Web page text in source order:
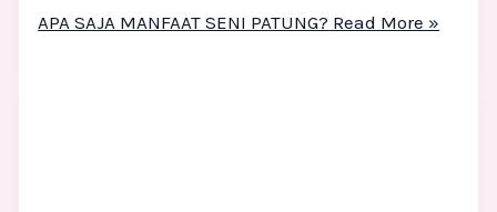
APA SAJA MANFAAT SENI PATUNG? Read More »